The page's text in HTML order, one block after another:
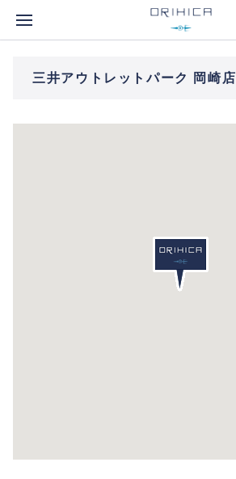
三井アウトレットパーク 岡崎店